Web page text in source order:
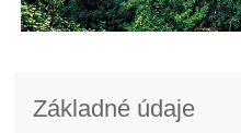
Základné údaje